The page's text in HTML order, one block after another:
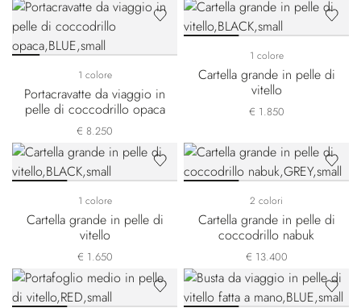
1 colore
Portacravatte da viaggio in
pelle di coccodrillo opaca
€ 8.250
1 colore
Cartella grande in pelle di
vitello
€ 1.850
1 colore
Cartella grande in pelle di
vitello
€ 1.650
2 colori
Cartella grande in pelle di
coccodrillo nabuk
€ 13.400